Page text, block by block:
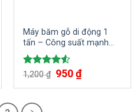
Máy băm gỗ di động 1
tấn – Công suất mạnh
mẽ, năng suất cao
Được xếp
1,200₫ Giá
gốc
là:
950₫Giá
hiện
tại